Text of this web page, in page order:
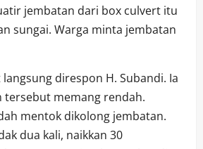
jembatan dari box culvert itu
sungai. Warga minta jembatan
direspon H. Subandi. Ia
tersebut memang rendah.
mentok dikolong jembatan.
dua kali, naikkan 30